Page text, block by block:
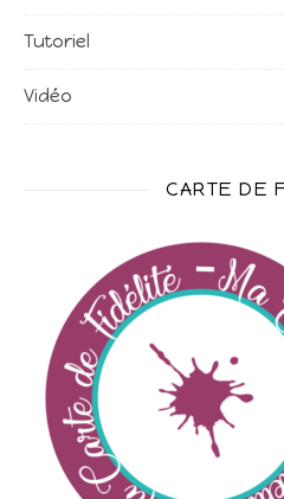
Tutoriel
Vidéo
CARTE DE